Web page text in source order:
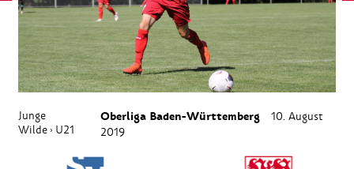
Junge
Wilde › U21
Oberliga Baden-Württemberg
10. August
2019